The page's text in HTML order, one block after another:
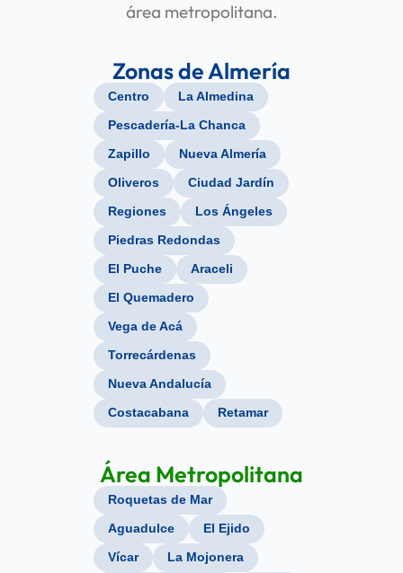
área metropolitana.
Zonas de Almería
Centro La Almedina
Pescadería-La Chanca
Zapillo Nueva Almería
Oliveros Ciudad Jardín
Regiones Los Ángeles
Piedras Redondas
El Puche Araceli
El Quemadero
Vega de Acá
Torrecárdenas
Nueva Andalucía
Costacabana Retamar
Área Metropolitana
Roquetas de Mar
Aguadulce El Ejido
Vícar La Mojonera